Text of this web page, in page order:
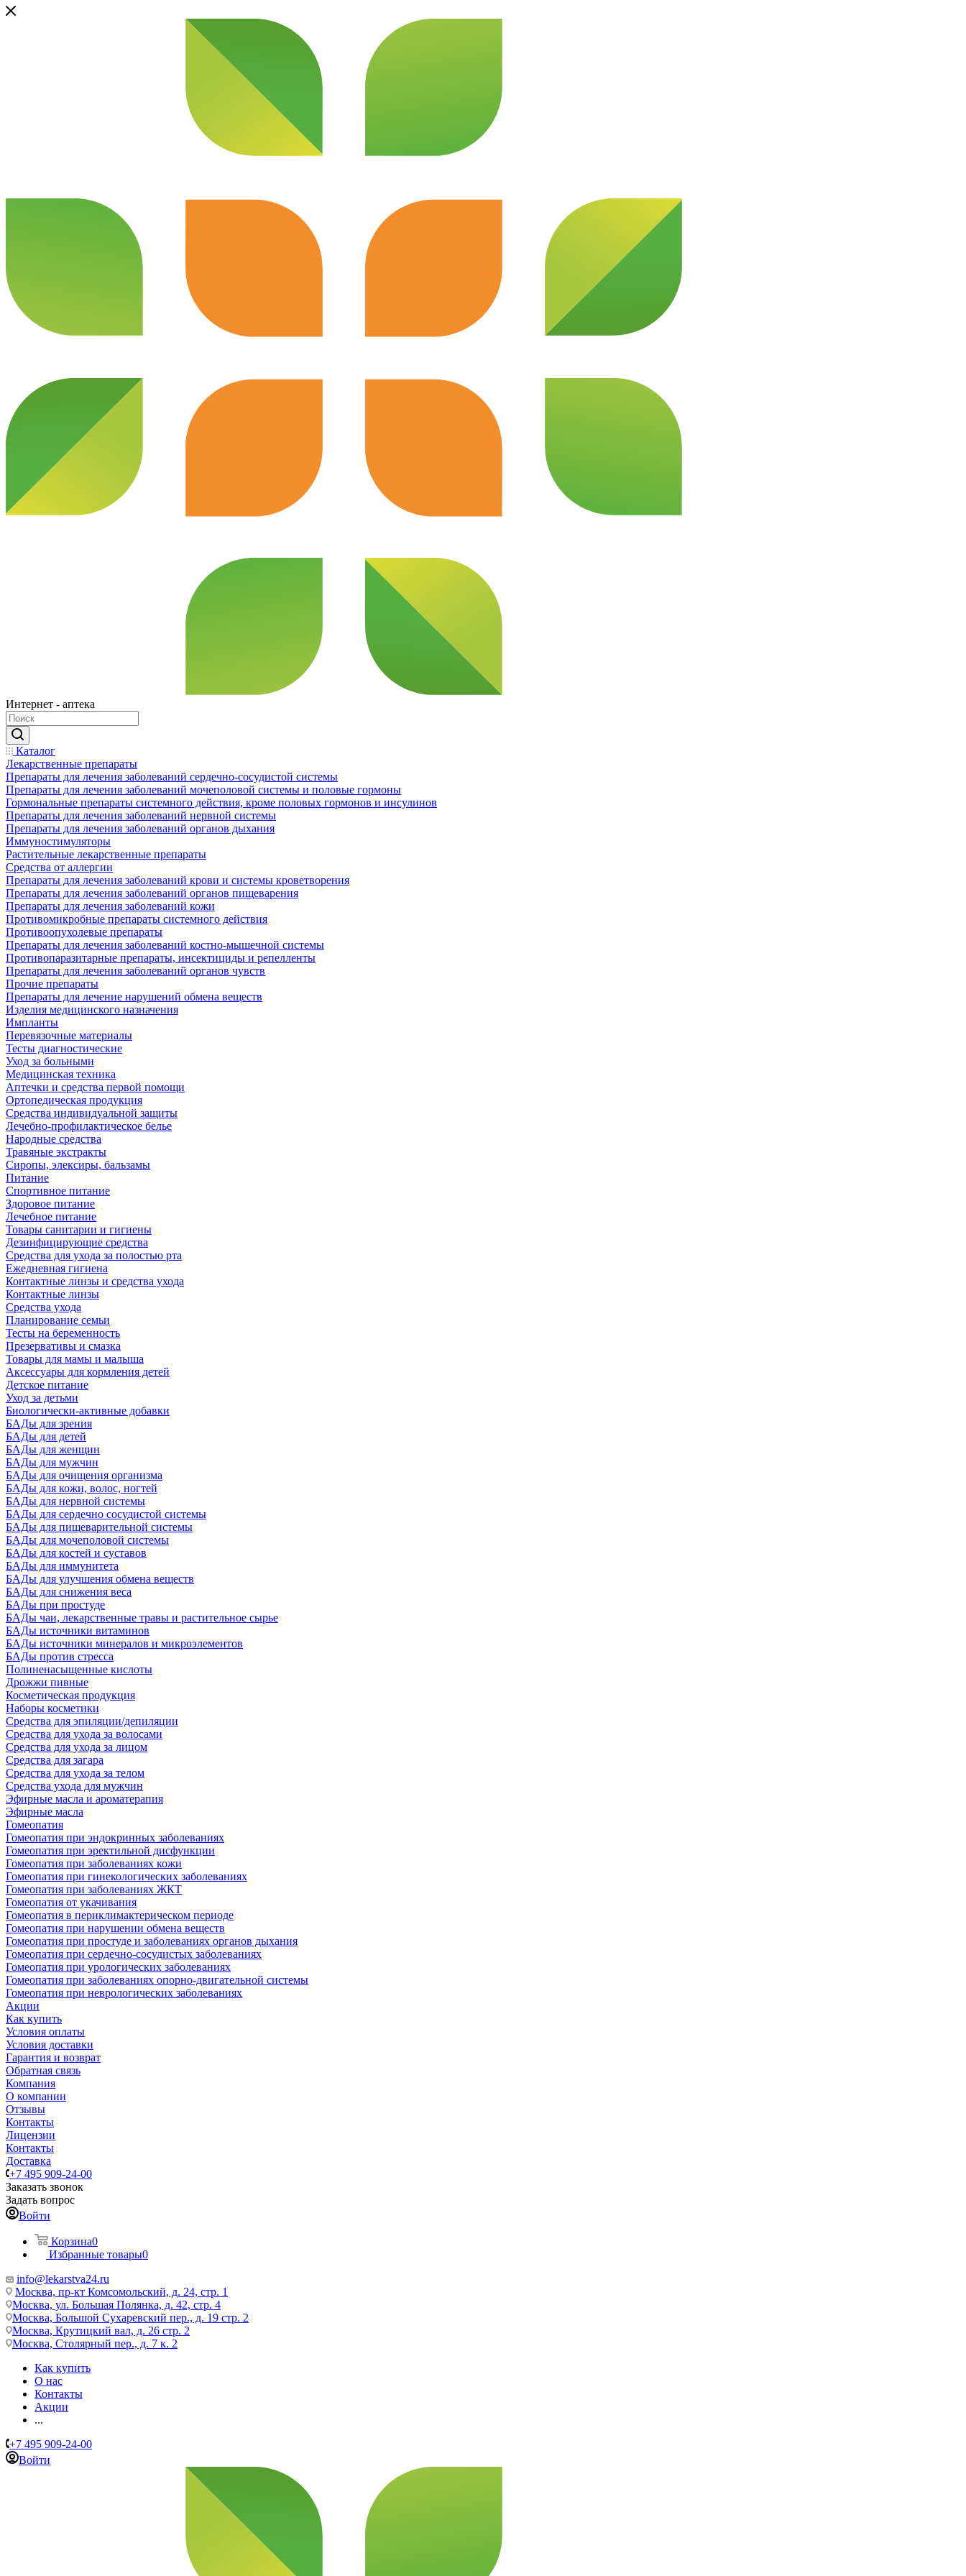
Интернет - аптека
Каталог
Лекарственные препараты
Препараты для лечения заболеваний сердечно-сосудистой системы
Препараты для лечения заболеваний мочеполовой системы и половые гормоны
Гормональные препараты системного действия, кроме половых гормонов и инсулинов
Препараты для лечения заболеваний нервной системы
Препараты для лечения заболеваний органов дыхания
Иммуностимуляторы
Растительные лекарственные препараты
Средства от аллергии
Препараты для лечения заболеваний крови и системы кроветворения
Препараты для лечения заболеваний органов пищеварения
Препараты для лечения заболеваний кожи
Противомикробные препараты системного действия
Противоопухолевые препараты
Препараты для лечения заболеваний костно-мышечной системы
Противопаразитарные препараты, инсектициды и репелленты
Препараты для лечения заболеваний органов чувств
Прочие препараты
Препараты для лечение нарушений обмена веществ
Изделия медицинского назначения
Импланты
Перевязочные материалы
Тесты диагностические
Уход за больными
Медицинская техника
Аптечки и средства первой помощи
Ортопедическая продукция
Средства индивидуальной защиты
Лечебно-профилактическое белье
Народные средства
Травяные экстракты
Сиропы, элексиры, бальзамы
Питание
Спортивное питание
Здоровое питание
Лечебное питание
Товары санитарии и гигиены
Дезинфицирующие средства
Средства для ухода за полостью рта
Ежедневная гигиена
Контактные линзы и средства ухода
Контактные линзы
Средства ухода
Планирование семьи
Тесты на беременность
Презервативы и смазка
Товары для мамы и малыша
Аксессуары для кормления детей
Детское питание
Уход за детьми
Биологически-активные добавки
БАДы для зрения
БАДы для детей
БАДы для женщин
БАДы для мужчин
БАДы для очищения организма
БАДы для кожи, волос, ногтей
БАДы для нервной системы
БАДы для сердечно сосудистой системы
БАДы для пищеварительной системы
БАДы для мочеполовой системы
БАДы для костей и суставов
БАДы для иммунитета
БАДы для улучшения обмена веществ
БАДы для снижения веса
БАДы при простуде
БАДы чаи, лекарственные травы и растительное сырье
БАДы источники витаминов
БАДы источники минералов и микроэлементов
БАДы против стресса
Полиненасыщенные кислоты
Дрожжи пивные
Косметическая продукция
Наборы косметики
Средства для эпиляции/депиляции
Средства для ухода за волосами
Средства для ухода за лицом
Средства для загара
Средства для ухода за телом
Средства ухода для мужчин
Эфирные масла и ароматерапия
Эфирные масла
Гомеопатия
Гомеопатия при эндокринных заболеваниях
Гомеопатия при эректильной дисфункции
Гомеопатия при заболеваниях кожи
Гомеопатия при гинекологических заболеваниях
Гомеопатия при заболеваниях ЖКТ
Гомеопатия от укачивания
Гомеопатия в периклимактерическом периоде
Гомеопатия при нарушении обмена веществ
Гомеопатия при простуде и заболеваниях органов дыхания
Гомеопатия при сердечно-сосудистых заболеваниях
Гомеопатия при урологических заболеваниях
Гомеопатия при заболеваниях опорно-двигательной системы
Гомеопатия при неврологических заболеваниях
Акции
Как купить
Условия оплаты
Условия доставки
Гарантия и возврат
Обратная связь
Компания
О компании
Отзывы
Контакты
Лицензии
Контакты
Доставка
+7 495 909-24-00
Заказать звонок
Задать вопрос
Войти
Корзина0
Избранные товары0
info@lekarstva24.ru
Москва, пр-кт Комсомольский, д. 24, стр. 1
Москва, ул. Большая Полянка, д. 42, стр. 4
Москва, Большой Сухаревский пер., д. 19 стр. 2
Москва, Крутицкий вал, д. 26 стр. 2
Москва, Столярный пер., д. 7 к. 2
Как купить
О нас
Контакты
Акции
...
+7 495 909-24-00
Войти